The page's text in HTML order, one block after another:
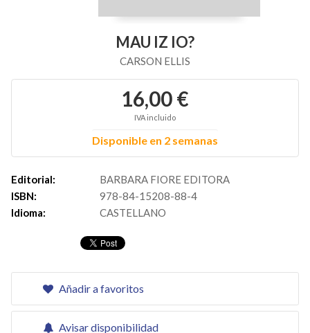
MAU IZ IO?
CARSON ELLIS
16,00 €
IVA incluido
Disponible en 2 semanas
Editorial:
BARBARA FIORE EDITORA
ISBN:
978-84-15208-88-4
Idioma:
CASTELLANO
Añadir a favoritos
Avisar disponibilidad